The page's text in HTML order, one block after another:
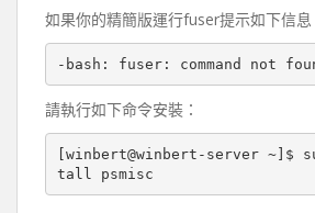
如果你的精簡版運行fuser提示如下信息
請執行如下命令安裝：
[winbert@winbert-server ~]$